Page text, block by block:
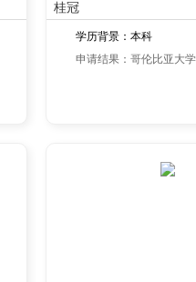
桂冠
学历背景：本科
申请结果：哥伦比亚大学